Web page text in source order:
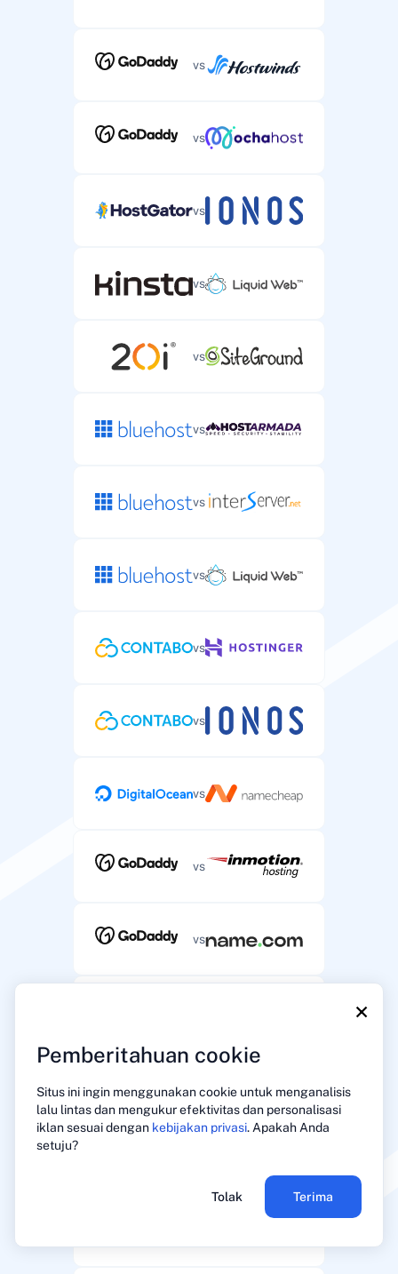
×
Pemberitahuan cookie
Situs ini ingin menggunakan cookie untuk menganalisis
lalu lintas dan mengukur efektivitas dan personalisasi
iklan sesuai dengan kebijakan privasi. Apakah Anda
setuju?
Tolak Terima
vs
vs
vs
vs
vs
vs
vs
vs
vs
vs
vs
vs
vs